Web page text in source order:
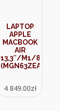
LAPTOP
APPLE
MACBOOK
AIR
13,3″/M1/8GB/
(MGN63ZEA)
4 849.00zł